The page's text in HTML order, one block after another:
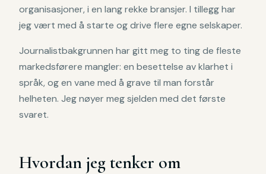
organisasjoner, i en lang rekke bransjer. I tillegg har
jeg vært med å starte og drive flere egne selskaper.
Journalistbakgrunnen har gitt meg to ting de fleste
markedsførere mangler: en besettelse av klarhet i
språk, og en vane med å grave til man forstår
helheten. Jeg nøyer meg sjelden med det første
svaret.
Hvordan jeg tenker om